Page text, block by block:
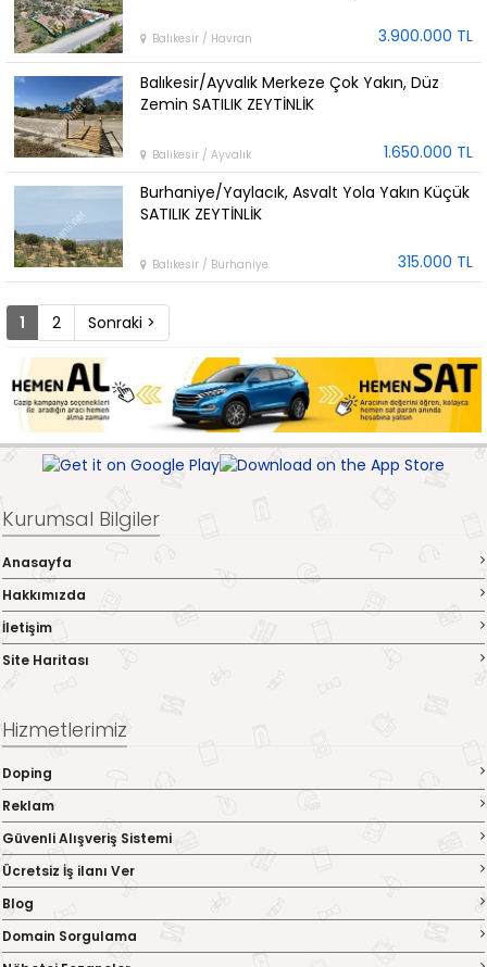
Balıkesir / Havran 3.900.000 TL
Balıkesir/Ayvalık Merkeze Çok Yakın, Düz
Zemin SATILIK ZEYTİNLİK
Balıkesir / Ayvalık
1.650.000 TL
Burhaniye/Yaylacık, Asvalt Yola Yakın Küçük
SATILIK ZEYTİNLİK
Balıkesir / Burhaniye 315.000 TL
1 2 Sonraki >
Kurumsal Bilgiler
Anasayfa
Hakkımızda
İletişim
Site Haritası
Hizmetlerimiz
Doping
Reklam
Güvenli Alışveriş Sistemi
Ücretsiz İş ilanı Ver
Blog
Domain Sorgulama